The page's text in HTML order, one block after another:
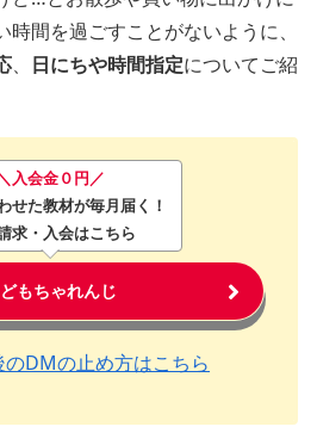
時間を過ごすことがないように、
、 日にちや時間指定についてご紹
入会金０円／
せた教材が毎月届く！
求・入会はこちら
もちゃれんじ
DMの止め方はこちら